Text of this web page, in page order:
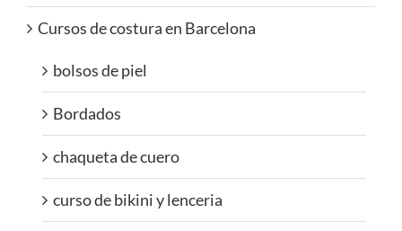
Cursos de costura en Barcelona
bolsos de piel
Bordados
chaqueta de cuero
curso de bikini y lenceria